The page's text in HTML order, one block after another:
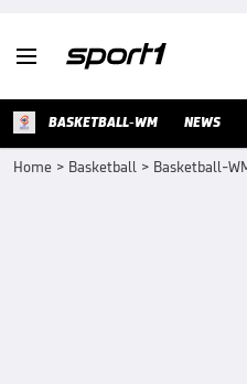

BASKETBALL-WM NEWS
Home > Basketball > Basketball-